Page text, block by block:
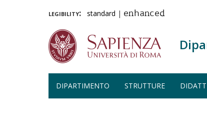
legibility: standard | enhanced
DIPARTIMENTO STRUTTURE